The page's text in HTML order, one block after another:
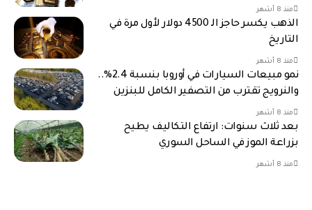
منذ 8 أشهر
الذهب يكسر حاجز الـ 4500 دولار لأول مرة في
التاريخ
منذ 8 أشهر
نمو مبيعات السيارات في أوروبا بنسبة 2.4%..
والنرويج تقترب من التصفير الكامل للبنزين
منذ 8 أشهر
بعد ثلاث سنوات: ارتفاع التكاليف يطيح
بزراعة الموز في الساحل السوري
منذ 8 أشهر